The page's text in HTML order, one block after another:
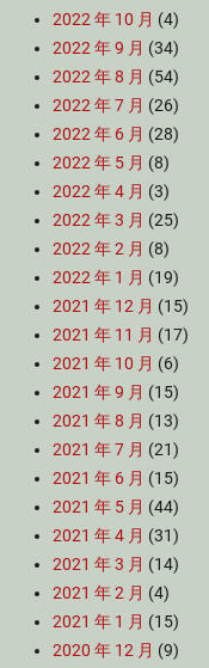
2022 年 10 月 (4)
2022 年 9 月 (34)
2022 年 8 月 (54)
2022 年 7 月 (26)
2022 年 6 月 (28)
2022 年 5 月 (8)
2022 年 4 月 (3)
2022 年 3 月 (25)
2022 年 2 月 (8)
2022 年 1 月 (19)
2021 年 12 月 (15)
2021 年 11 月 (17)
2021 年 10 月 (6)
2021 年 9 月 (15)
2021 年 8 月 (13)
2021 年 7 月 (21)
2021 年 6 月 (15)
2021 年 5 月 (44)
2021 年 4 月 (31)
2021 年 3 月 (14)
2021 年 2 月 (4)
2021 年 1 月 (15)
2020 年 12 月 (9)